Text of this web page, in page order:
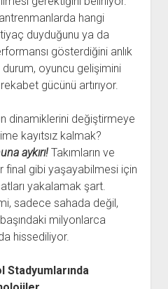
hangi
duyduğunu ya da
gösterdiğini anlık
oyuncu gelişimini
rekabet gücünü artırıyor.
dinamiklerini değiştirmeye
kayıtsız kalmak?
aykırı!Takımların ve
final gibi yaşayabilmesi için
yakalamak şart.
sadece sahada değil,
milyonlarca
hissediliyor.
Stadyumlarında